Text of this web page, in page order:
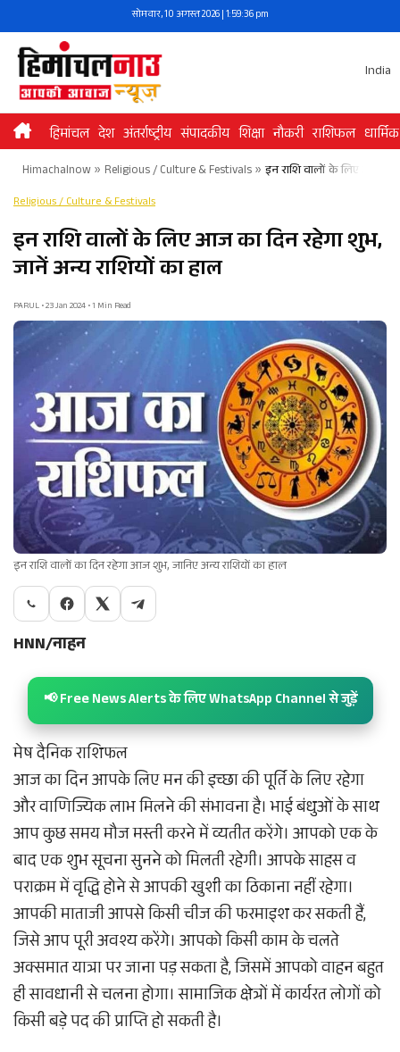
to
content
सोमवार, 10 अगस्त 2026 | 1:59:37 pm
India
हिमांचल देश अंतर्राष्ट्रीय संपादकीय शिक्षा नौकरी राशिफल धार्मिक
Himachalnow» Religious / Culture & Festivals» इन राशि वालों के लिए आज का
Religious / Culture & Festivals
इन राशि वालों के लिए आज का दिन रहेगा शुभ,
जानें अन्य राशियों का हाल
PARUL • 23 Jan 2024 • 1 Min Read
इन राशि वालों का दिन रहेगा आज शुभ, जानिए अन्य राशियों का हाल
HNN/नाहन
📢 Free News Alerts के लिए WhatsApp Channel से जुड़ें
मेष दैनिक राशिफल
आज का दिन आपके लिए मन की इच्छा की पूर्ति के लिए रहेगा
और वाणिज्यिक लाभ मिलने की संभावना है। भाई बंधुओं के साथ
आप कुछ समय मौज मस्ती करने में व्यतीत करेंगे। आपको एक के
बाद एक शुभ सूचना सुनने को मिलती रहेगी। आपके साहस व
पराक्रम में वृद्धि होने से आपकी खुशी का ठिकाना नहीं रहेगा।
आपकी माताजी आपसे किसी चीज की फरमाइश कर सकती हैं,
जिसे आप पूरी अवश्य करेंगे। आपको किसी काम के चलते
अक्समात यात्रा पर जाना पड़ सकता है, जिसमें आपको वाहन बहुत
ही सावधानी से चलना होगा। सामाजिक क्षेत्रों में कार्यरत लोगों को
किसी बड़े पद की प्राप्ति हो सकती है।